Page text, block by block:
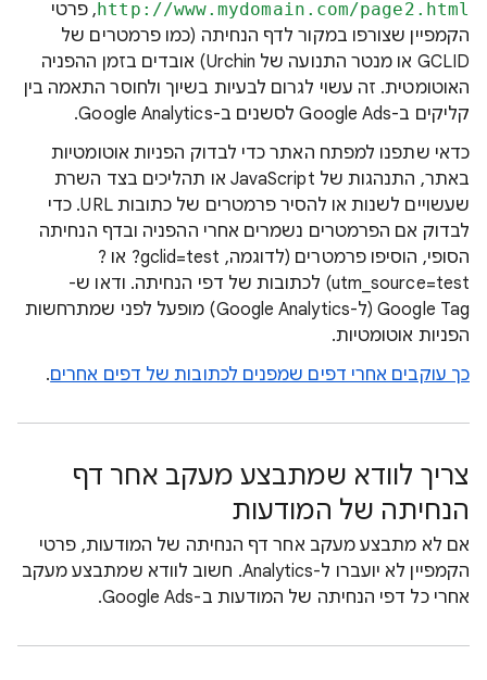
http://www.mydomain.com/page2.html‏, פרטי
הקמפיין שצורפו במקור לדף הנחיתה (כמו פרמטרים של
GCLID או מנטר התנועה של Urchin) אובדים בזמן ההפניה
האוטומטית. זה עשוי לגרום לבעיות בשיוך ולחוסר התאמה בין
קליקים ב-Google Ads לסשנים ב-Google Analytics.
כדאי שתפנו למפתח האתר כדי לבדוק הפניות אוטומטיות
באתר, התנהגות של JavaScript או תהליכים בצד השרת
שעשויים לשנות או להסיר פרמטרים של כתובות URL. כדי
לבדוק אם הפרמטרים נשמרים אחרי ההפניה ובדף הנחיתה
הסופי, הוסיפו פרמטרים (לדוגמה, ‎?gclid=test או ‎?
utm_source=test) לכתובות של דפי הנחיתה. ודאו ש-
Google Tag (ל-Google Analytics) מופעל לפני שמתרחשות
הפניות אוטומטיות.
כך עוקבים אחרי דפים שמפנים לכתובות של דפים אחרים.
צריך לוודא שמתבצע מעקב אחר דף
הנחיתה של המודעות
אם לא מתבצע מעקב אחר דף הנחיתה של המודעות, פרטי
הקמפיין לא יועברו ל-Analytics. חשוב לוודא שמתבצע מעקב
אחרי כל דפי הנחיתה של המודעות ב-Google Ads.